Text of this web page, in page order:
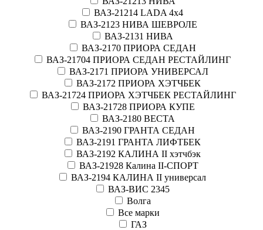
ВАЗ-21214 LADA 4х4
ВАЗ-2123 НИВА ШЕВРОЛЕ
ВАЗ-2131 НИВА
ВАЗ-2170 ПРИОРА СЕДАН
ВАЗ-21704 ПРИОРА СЕДАН РЕСТАЙЛИНГ
ВАЗ-2171 ПРИОРА УНИВЕРСАЛ
ВАЗ-2172 ПРИОРА ХЭТЧБЕК
ВАЗ-21724 ПРИОРА ХЭТЧБЕК РЕСТАЙЛИНГ
ВАЗ-21728 ПРИОРА КУПЕ
ВАЗ-2180 ВЕСТА
ВАЗ-2190 ГРАНТА СЕДАН
ВАЗ-2191 ГРАНТА ЛИФТБЕК
ВАЗ-2192 КАЛИНА II хэтчбэк
ВАЗ-21928 Калина II-СПОРТ
ВАЗ-2194 КАЛИНА II универсал
ВАЗ-ВИС 2345
Волга
Все марки
ГАЗ